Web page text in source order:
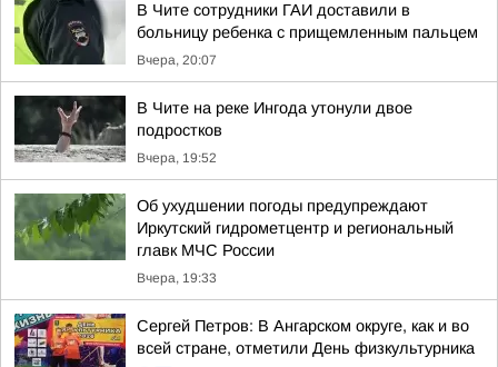
В Чите сотрудники ГАИ доставили в
больницу ребенка с прищемленным пальцем
Вчера, 20:07
В Чите на реке Ингода утонули двое
подростков
Вчера, 19:52
Об ухудшении погоды предупреждают
Иркутский гидрометцентр и региональный
главк МЧС России
Вчера, 19:33
Сергей Петров: В Ангарском округе, как и во
всей стране, отметили День физкультурника